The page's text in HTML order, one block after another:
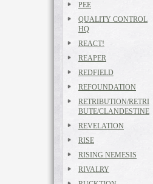
PEE
QUALITY CONTROL
HQ
REACT!
REAPER
REDFIELD
REFOUNDATION
RETRIBUTION/RETRI
BUTE/CLANDESTINE
REVELATION
RISE
RISING NEMESIS
RIVALRY